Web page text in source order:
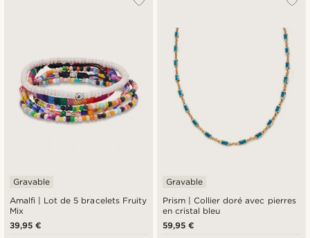
Prix croissant
Prix décroissant
Amalfi | Lot de 5 bracelets Fruity
Mix
Gravable
39,95 €
Prism | Collier doré avec pierres
en cristal bleu
Gravable
59,95 €